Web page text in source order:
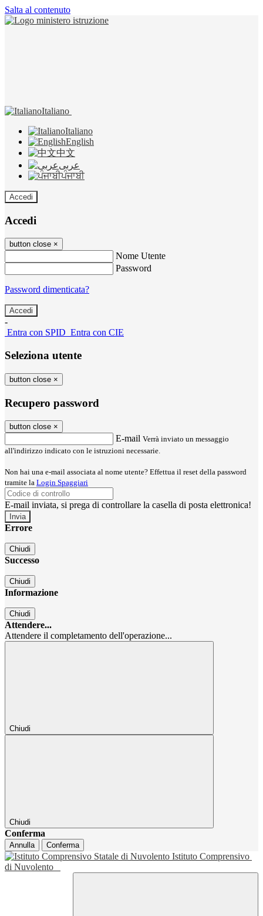
Salta al contenuto
Italiano
Italiano
English
中文
عربى
ਪੰਜਾਬੀ
Accedi
Accedi
button close ×
Nome Utente
Password
Password dimenticata?
-
Entra con SPID Entra con CIE
Seleziona utente
button close ×
Recupero password
button close ×
E-mail Verrà inviato un messaggio
all'indirizzo indicato con le istruzioni necessarie.
Non hai una e-mail associata al nome utente? Effettua il reset della password
tramite la Login Spaggiari
E-mail inviata, si prega di controllare la casella di posta elettronica!
Errore
Chiudi
Successo
Chiudi
Informazione
Chiudi
Attendere...
Attendere il completamento dell'operazione...
Chiudi
Chiudi
Conferma
Annulla Conferma
Istituto Comprensivo
di Nuvolento